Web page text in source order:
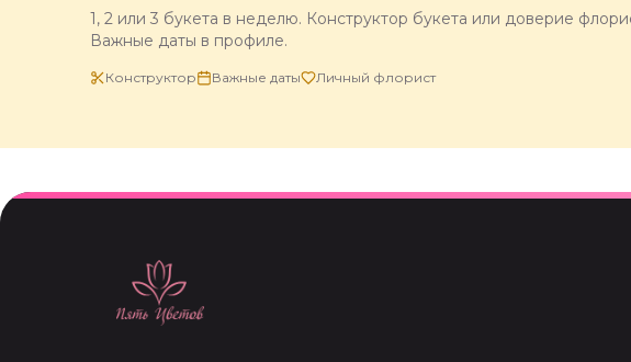
1, 2 или 3 букета в неделю. Конструктор букета или доверие
Важные даты в профиле.
Конструктор Важные даты Личный флорист